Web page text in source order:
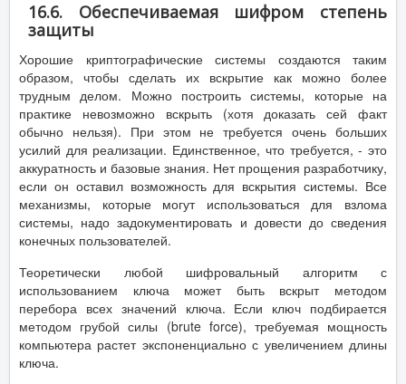
16.6. Обеспечиваемая шифром степень
защиты
Хорошие криптографические системы создаются таким
образом, чтобы сделать их вскрытие как можно более
трудным делом. Можно построить системы, которые на
практике невозможно вскрыть (хотя доказать сей факт
обычно нельзя). При этом не требуется очень больших
усилий для реализации. Единственное, что требуется, - это
аккуратность и базовые знания. Нет прощения разработчику,
если он оставил возможность для вскрытия системы. Все
механизмы, которые могут использоваться для взлома
системы, надо задокументировать и довести до сведения
конечных пользователей.
Теоретически любой шифровальный алгоритм с
использованием ключа может быть вскрыт методом
перебора всех значений ключа. Если ключ подбирается
методом грубой силы (brute force), требуемая мощность
компьютера растет экспоненциально с увеличением длины
ключа.